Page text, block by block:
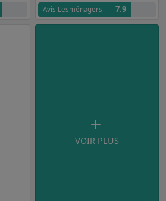
Avis Lesménagers 7.9
VOIR PLUS